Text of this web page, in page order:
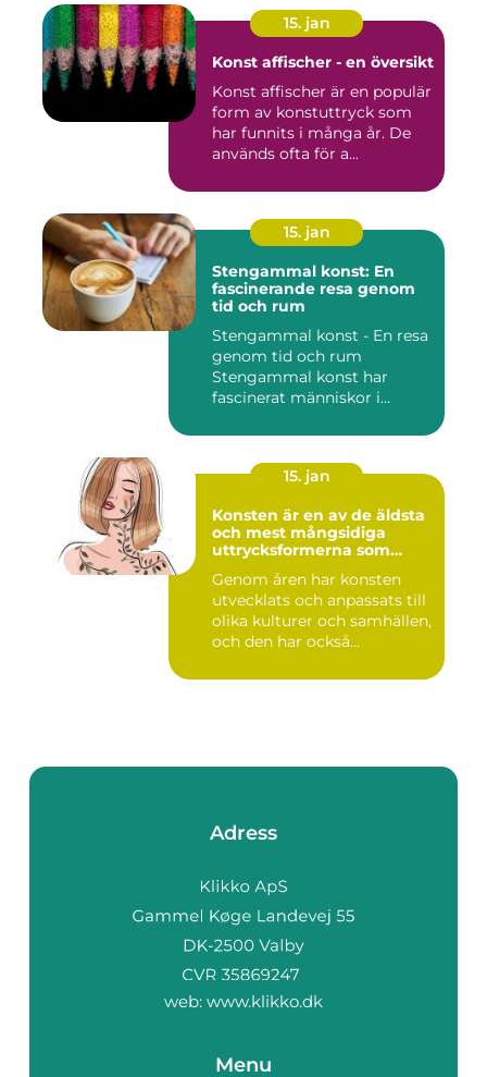
15. jan
Konst affischer - en översikt
Konst affischer är en populär
form av konstuttryck som
har funnits i många år. De
används ofta för a...
15. jan
Stengammal konst: En
fascinerande resa genom
tid och rum
Stengammal konst - En resa
genom tid och rum
Stengammal konst har
fascinerat människor i
15. jan
Konsten är en av de äldsta
och mest mångsidiga
uttrycksformerna som
Genom åren har konsten
utvecklats och anpassats till
olika kulturer och samhällen,
och den har också...
Adress
web: www.klikko.dk
Menu